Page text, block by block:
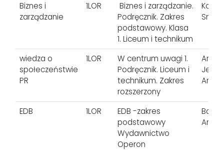
Biznes i
zarządzanie
1LOR
Biznes i zarządzanie.
Podręcznik. Zakres
podstawowy. Klasa
1. Liceum i technikum
wiedza o
społeczeństwie
PR
1LOR
W centrum uwagi 1.
Podręcznik. Liceum i
technikum. Zakres
rozszerzony
Jerzy
EDB 1LOR
EDB -zakres
podstawowy
Wydawnictwo
Operon